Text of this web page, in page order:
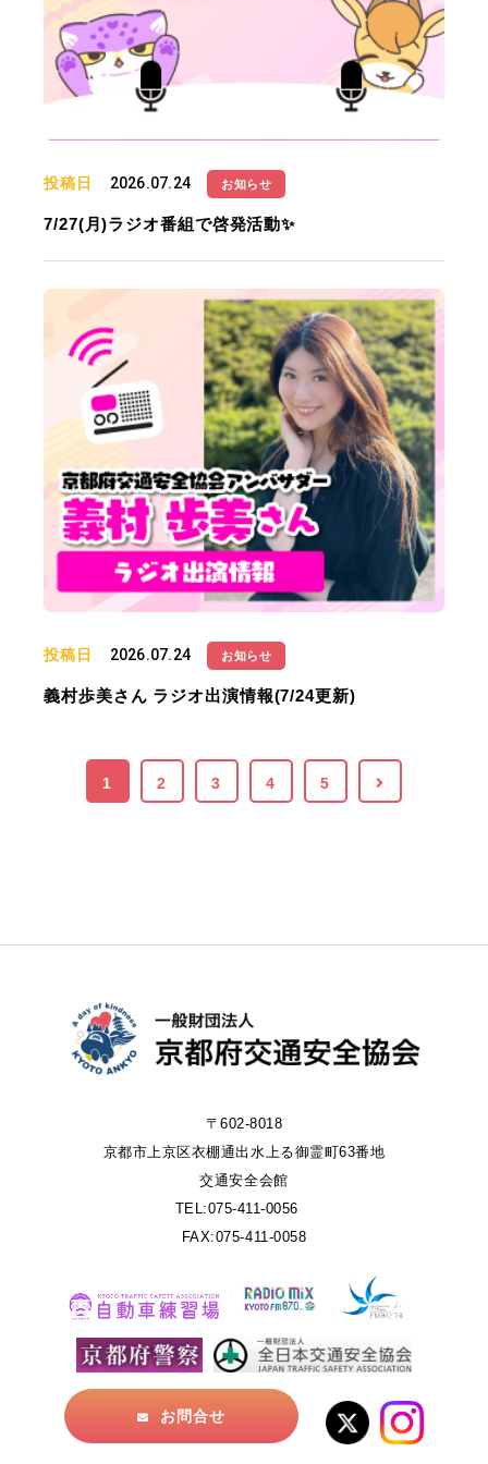
投稿日 2026.07.24 お知らせ
7/27(月)ラジオ番組で啓発活動✨
投稿日 2026.07.24 お知らせ
義村歩美さん ラジオ出演情報(7/24更新)
1 2 3 4 5
〒602-8018
京都市上京区衣棚通出水上る御霊町63番地
交通安全会館
TEL:075-411-0056
FAX:075-411-0058
お問合せ